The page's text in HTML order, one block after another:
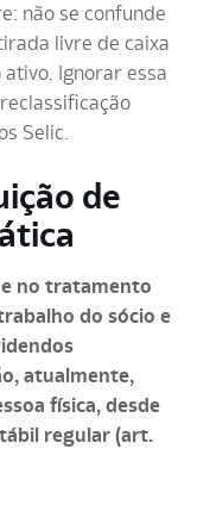
não se confunde
livre de caixa
Ignorar essa
Selic.
de
no tratamento
do sócio e
atualmente,
física, desde
regular (art.